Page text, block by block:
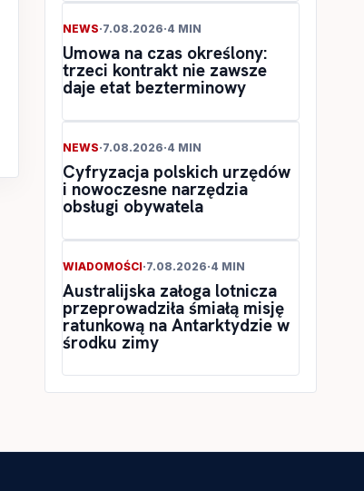
NEWS·7.08.2026·4 MIN
Umowa na czas określony:
trzeci kontrakt nie zawsze
daje etat bezterminowy
NEWS·7.08.2026·4 MIN
Cyfryzacja polskich urzędów
i nowoczesne narzędzia
obsługi obywatela
WIADOMOŚCI·7.08.2026·4 MIN
Australijska załoga lotnicza
przeprowadziła śmiałą misję
ratunkową na Antarktydzie w
środku zimy